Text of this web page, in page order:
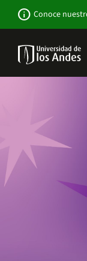
contenido
info Conoce